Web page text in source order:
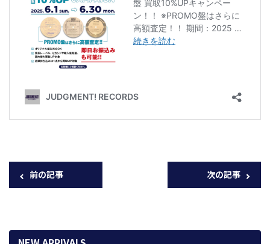
前の記事 次の記事